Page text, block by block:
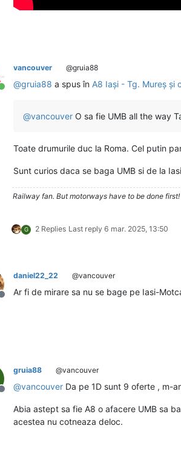
Conectat
vancouver @gruia88
@gruia88 a spus în A8 Iași - Tg. Mureș și
@vancouver O sa fie UMB all the way
Toate drumurile duc la Roma. Cel putin
Sunt curios daca se baga UMB si de la
Railway fan. But motorways have to be done first!
G 2 Replies Last reply 6 mar. 2025, 13:50
Deconectat
daniel22_22 @vancouver
Ar fi de mirare sa nu se bage pe Iasi-
Deconectat
gruia88 @vancouver
@vancouver Da pe 1D sunt 9 oferte , m-
Abia astept sa fie A8 o afacere UMB sa
acestea nu cotneaza deloc.